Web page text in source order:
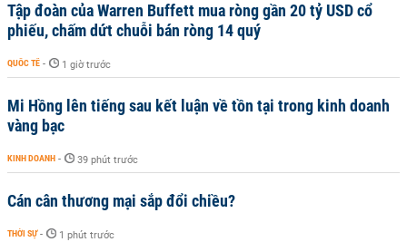
Tập đoàn của Warren Buffett mua ròng gần 20 tỷ USD cổ
phiếu, chấm dứt chuỗi bán ròng 14 quý
QUỐC TẾ - 1 giờ trước
Mi Hồng lên tiếng sau kết luận về tồn tại trong kinh doanh
vàng bạc
KINH DOANH - 39 phút trước
Cán cân thương mại sắp đổi chiều?
THỜI SỰ - 1 phút trước